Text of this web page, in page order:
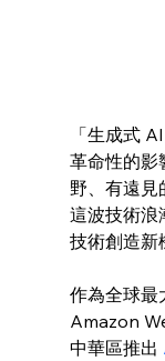
「生成式
革命性的影
野、有遠見
這波技術浪
技術創造新
作為全球最
Amazon
中華區推出